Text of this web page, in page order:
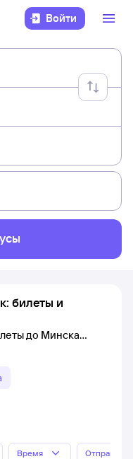
Войти
билеты и
до Минска
Время